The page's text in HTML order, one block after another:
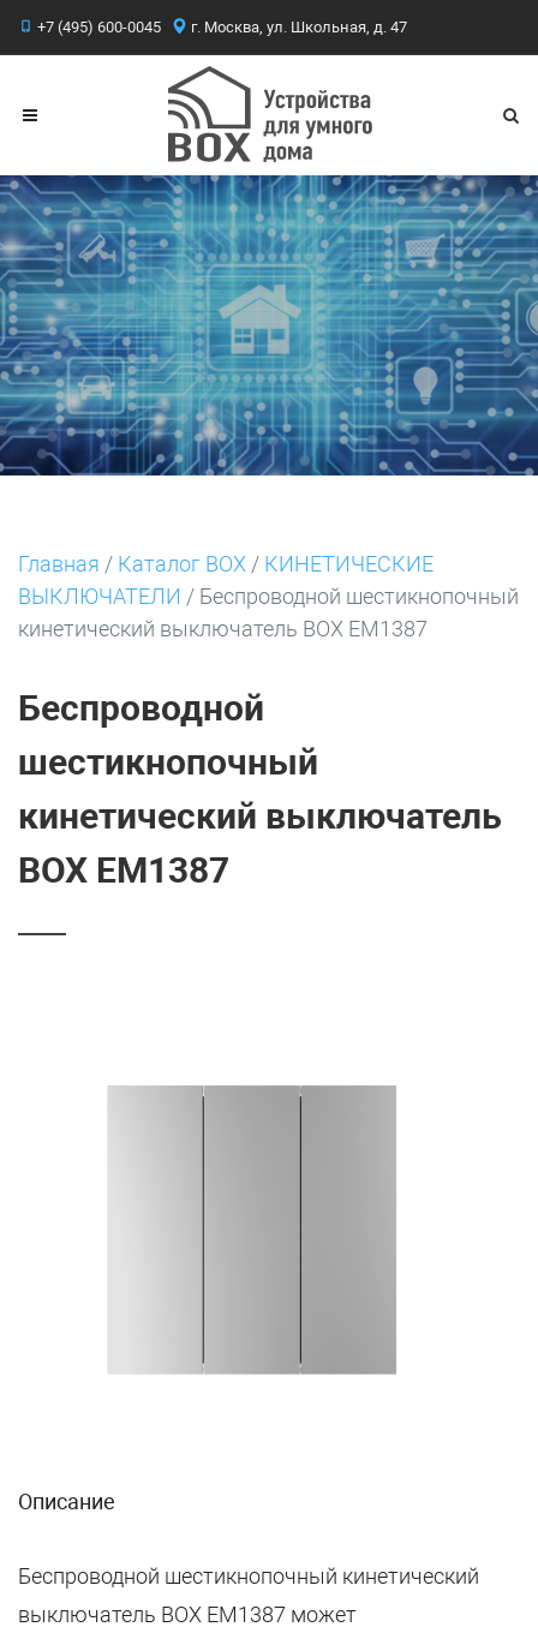
+7 (495) 600-0045 г. Москва, ул. Школьная, д. 47
Главная / Каталог BOX / КИНЕТИЧЕСКИЕ
ВЫКЛЮЧАТЕЛИ / Беспроводной шестикнопочный
кинетический выключатель BOX EM1387
Беспроводной
шестикнопочный
кинетический выключатель
BOX EM1387
Описание
Беспроводной шестикнопочный кинетический
выключатель BOX EM1387 может